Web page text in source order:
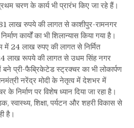
चरण के कार्य भी प्रारंभ किए जा रहे हैं।
लाख रुपये की लागत से काशीपुर-रामनगर
कार्यों का भी शिलान्यास किया गया है।
में 24 लाख रुपए की लागत से निर्मित
रूपये की लागत से उधम सिंह नगर
बने प्री-फैब्रिकेटेड स्ट्रक्चर का भी लोकार्पण
नरेंद्र मोदी के नेतृत्व में देशभर में
निर्माण पर विशेष ध्यान दिया जा रहा है।
स्वास्थ्य, शिक्षा, पर्यटन और शहरी विकास से
है।